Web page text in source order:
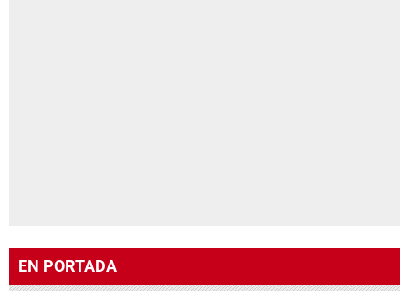
EN PORTADA